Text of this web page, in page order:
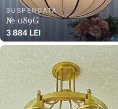
SUSPENDATA
№ 089G
3 884 LEI